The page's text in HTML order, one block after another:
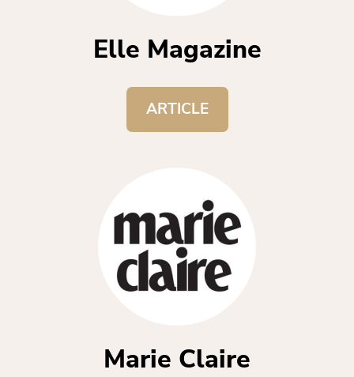
Elle Magazine
ARTICLE
Marie Claire